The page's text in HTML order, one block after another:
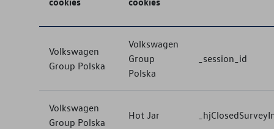
Volkswagen
Group Polska
Volkswagen
Group
Polska
_session_id
Volkswagen
Group Polska
Hot Jar